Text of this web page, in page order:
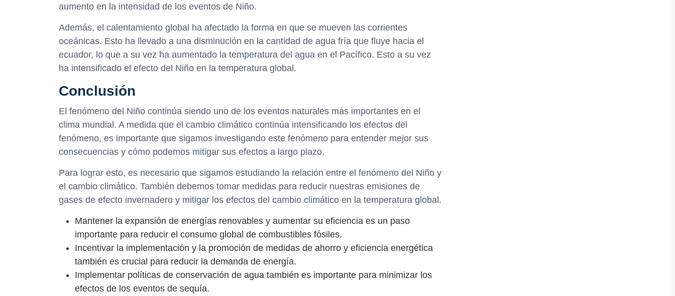
aumento en la intensidad de los eventos de Niño.
Además, el calentamiento global ha afectado la forma en que se mueven las corrientes
oceánicas. Esto ha llevado a una disminución en la cantidad de agua fría que fluye hacia el
ecuador, lo que a su vez ha aumentado la temperatura del agua en el Pacífico. Esto a su vez
ha intensificado el efecto del Niño en la temperatura global.
Conclusión
El fenómeno del Niño continúa siendo uno de los eventos naturales más importantes en el
clima mundial. A medida que el cambio climático continúa intensificando los efectos del
fenómeno, es importante que sigamos investigando este fenómeno para entender mejor sus
consecuencias y cómo podemos mitigar sus efectos a largo plazo.
Para lograr esto, es necesario que sigamos estudiando la relación entre el fenómeno del Niño y
el cambio climático. También debemos tomar medidas para reducir nuestras emisiones de
gases de efecto invernadero y mitigar los efectos del cambio climático en la temperatura global.
Mantener la expansión de energías renovables y aumentar su eficiencia es un paso
importante para reducir el consumo global de combustibles fósiles.
Incentivar la implementación y la promoción de medidas de ahorro y eficiencia energética
también es crucial para reducir la demanda de energía.
Implementar políticas de conservación de agua también es importante para minimizar los
efectos de los eventos de sequía.